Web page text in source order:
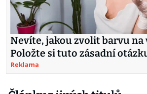
Nevíte, jakou zvolit barvu na
Položte si tuto zásadní
Reklama